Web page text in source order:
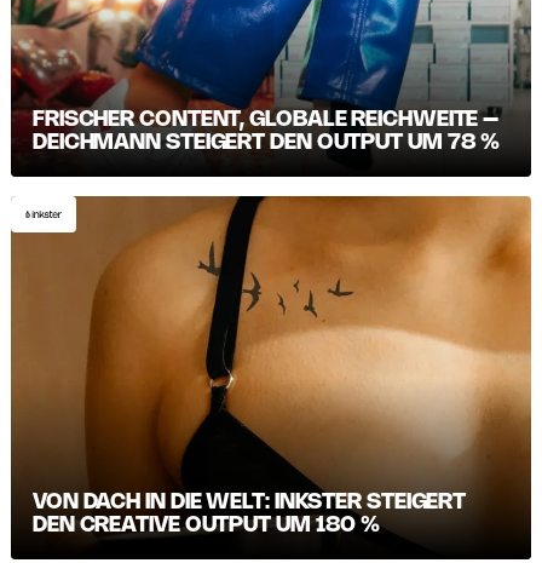
FRISCHER CONTENT, GLOBALE REICHWEITE –
DEICHMANN STEIGERT DEN OUTPUT UM 78 %
VON DACH IN DIE WELT: INKSTER STEIGERT
DEN CREATIVE OUTPUT UM 180 %